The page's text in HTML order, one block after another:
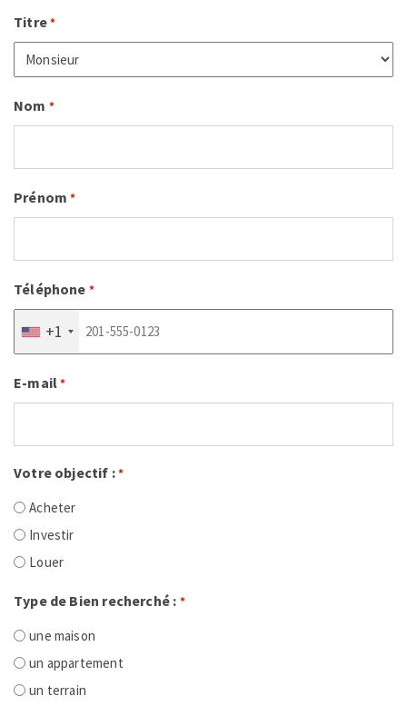
Titre*
Nom *
Prénom *
Téléphone *
+1
E-mail*
Votre objectif :*
Acheter
Investir
Louer
Type de Bien recherché : *
une maison
un appartement
un terrain